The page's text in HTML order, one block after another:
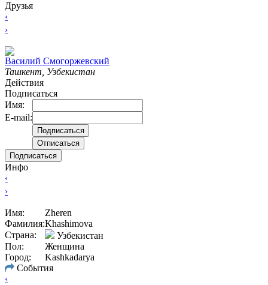
Друзья
‹
›
Вacилий Смогоржевский
Ташкент, Узбекистан
Действия
Подписаться
Имя:
E-mail:
Подписаться
Инфо
‹
›
Имя:
Zheren
Фамилия:Khashimova
Страна:
Узбекистан
Пол:
Женщина
Город:
Kashkadarya
События
‹